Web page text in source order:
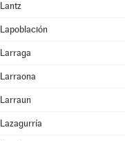
Lantz
Lapoblación
Larraga
Larraona
Larraun
Lazagurría